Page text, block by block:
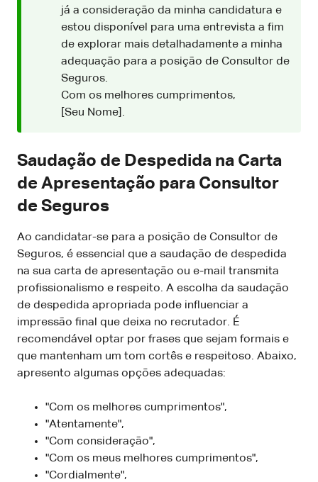
já a consideração da minha candidatura e
estou disponível para uma entrevista a fim
de explorar mais detalhadamente a minha
adequação para a posição de Consultor de
Seguros.
Com os melhores cumprimentos,
[Seu Nome].
Saudação de Despedida na Carta
de Apresentação para Consultor
de Seguros
Ao candidatar-se para a posição de Consultor de
Seguros, é essencial que a saudação de despedida
na sua carta de apresentação ou e-mail transmita
profissionalismo e respeito. A escolha da saudação
de despedida apropriada pode influenciar a
impressão final que deixa no recrutador. É
recomendável optar por frases que sejam formais e
que mantenham um tom cortês e respeitoso. Abaixo,
apresento algumas opções adequadas:
"Com os melhores cumprimentos",
"Atentamente",
"Com consideração",
"Com os meus melhores cumprimentos",
"Cordialmente",